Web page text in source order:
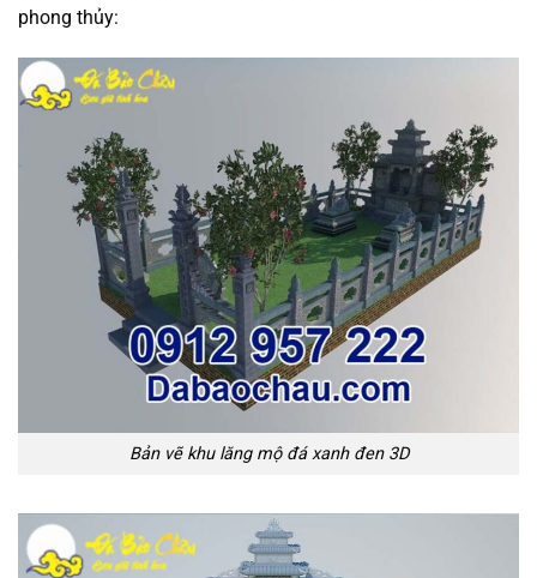
phong thủy:
Bản vẽ khu lăng mộ đá xanh đen 3D